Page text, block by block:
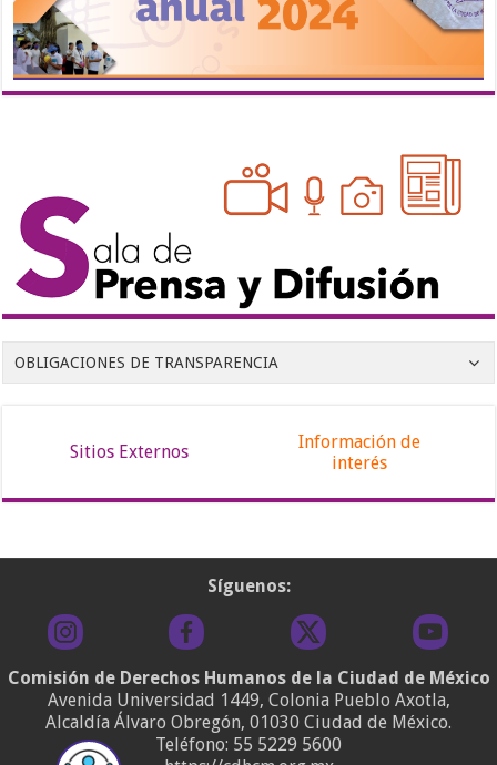
OBLIGACIONES DE TRANSPARENCIA
Sitios Externos
Información de
interés
Síguenos:
Comisión de Derechos Humanos de la Ciudad de México
Avenida Universidad 1449, Colonia Pueblo Axotla,
Alcaldía Álvaro Obregón, 01030 Ciudad de México.
Teléfono: 55 5229 5600